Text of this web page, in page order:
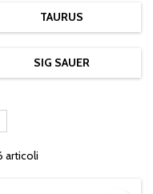
TAURUS
SIG SAUER
articoli